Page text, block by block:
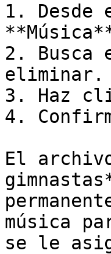
1.
2. Busca
eliminar.
3. Haz
4.
El
música
se le